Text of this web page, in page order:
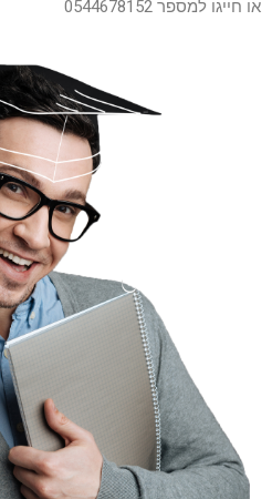
או חייגו למספר 0544678152